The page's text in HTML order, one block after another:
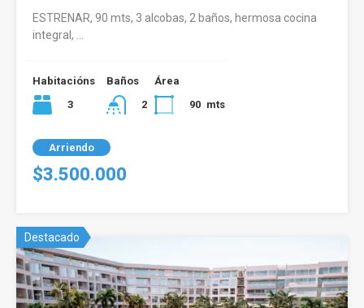
ESTRENAR, 90 mts, 3 alcobas, 2 baños, hermosa cocina
integral, …
Habitacións
3
Baños
2
Área
90 mts
Arriendo
$3.500.000
Destacado